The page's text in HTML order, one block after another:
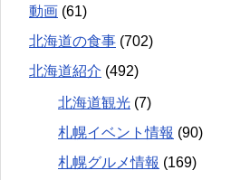
動画 (61)
北海道の食事 (702)
北海道紹介 (492)
北海道観光 (7)
札幌イベント情報 (90)
札幌グルメ情報 (169)